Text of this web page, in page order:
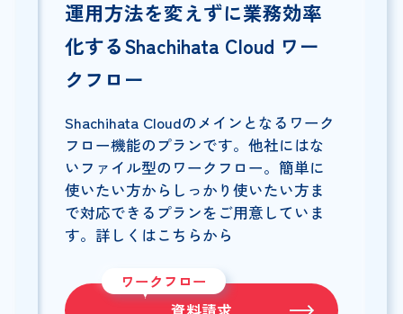
運用方法を変えずに業務効率
化するShachihata Cloud ワー
クフロー
Shachihata Cloudのメインとなるワーク
フロー機能のプランです。他社にはな
いファイル型のワークフロー。簡単に
使いたい方からしっかり使いたい方ま
で対応できるプランをご用意していま
す。詳しくはこちらから
ワークフロー